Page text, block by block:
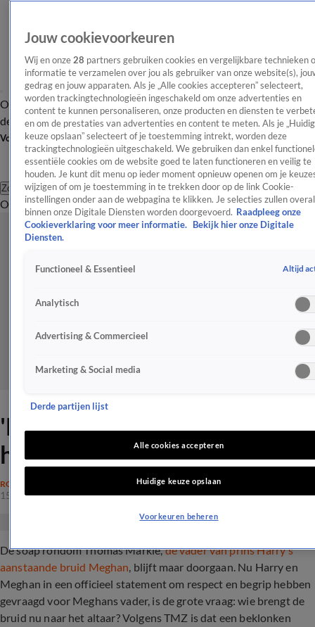
OverzichtAfleveringen Entertainment TV Algemeen
Tip
de redactieNieuwsbrief
Volg Shownieuws
Zoeken
OverzichtEntertainmentSpraakmakendRealityCrimeVideo's
'Moeder brengt Meghan naar
het altaar'
ROYALTY
15 mei 2018, 07:40
De soap rondom Thomas Markle,de vader van prins Harry's
aanstaande bruid Meghan, blijft maar doorgaan. Nu Harry en
Meghan in een officieel statement om respect en begrip hebben
gevraagd voor Meghans vader, is de grote vraag: wie brengt de
bruid nu naar het altaar? Volgens TMZ is dat een beklonken
Jouw cookievoorkeuren
Wij en onze 28 partners gebruiken cookies en vergelijkbare technieken
informatie te verzamelen over jou als gebruiker van onze website(s),
gedrag en jouw apparaten. Als je „Alle cookies accepteren” selecteert,
worden trackingtechnologieën ingeschakeld om onze advertenties en
content te kunnen personaliseren, onze producten en diensten te
en om de prestaties van advertenties en content te meten. Als je
keuze opslaan” selecteert of je toestemming intrekt, worden deze
trackingtechnologieën uitgeschakeld. We gebruiken dan enkel
essentiële cookies om de website goed te laten functioneren en veilig te
houden. Je kunt dit menu op ieder moment opnieuw openen om je
wijzigen of om je toestemming in te trekken door op de link Cookie-
instellingen onder aan de webpagina te klikken. Je selecties zullen overal
binnen onze Digitale Diensten worden doorgevoerd. Raadpleeg onze
Cookieverklaring voor meer informatie.
Bekijk hier onze Digitale
Diensten.
Functioneel & Essentieel Altijd
Analytisch
Advertising & Commercieel
Marketing & Social media
Derde partijen lijst
Alle cookies accepteren
Huidige keuze opslaan
Voorkeuren beheren